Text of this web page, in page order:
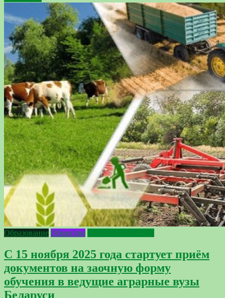
Образование Общество
С 15 ноября 2025 года стартует приём
документов на заочную форму
обучения в ведущие аграрные вузы
Беларуси